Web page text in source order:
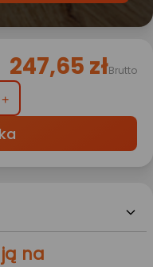
247,65 złBrutto
na